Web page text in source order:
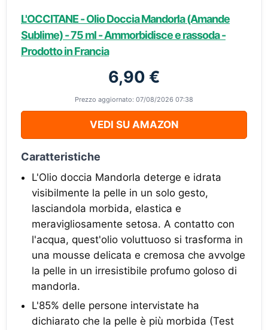
L'OCCITANE - Olio Doccia Mandorla (Amande
Sublime) - 75 ml - Ammorbidisce e rassoda -
Prodotto in Francia
6,90 €
Prezzo aggiornato: 07/08/2026 07:38
VEDI SU AMAZON
Caratteristiche
L'Olio doccia Mandorla deterge e idrata
visibilmente la pelle in un solo gesto,
lasciandola morbida, elastica e
meravigliosamente setosa. A contatto con
l'acqua, quest'olio voluttuoso si trasforma in
una mousse delicata e cremosa che avvolge
la pelle in un irresistibile profumo goloso di
mandorla.
L'85% delle persone intervistate ha
dichiarato che la pelle è più morbida (Test